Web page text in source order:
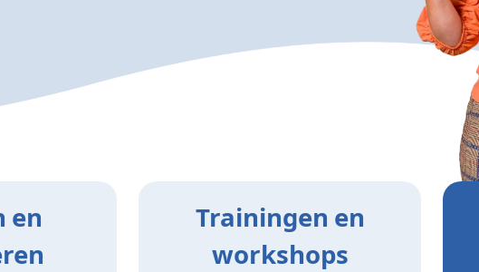
en
Trainingen en
workshops